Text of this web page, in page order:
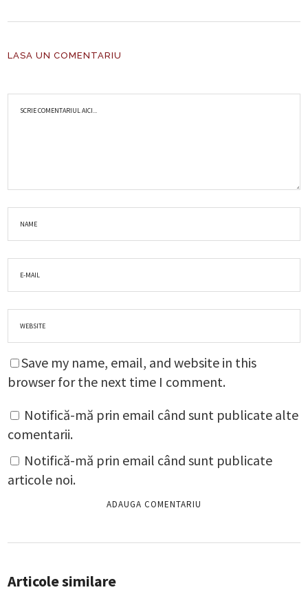
LASA UN COMENTARIU
Save my name, email, and website in this
browser for the next time I comment.
Notifică-mă prin email când sunt publicate alte
comentarii.
Notifică-mă prin email când sunt publicate
articole noi.
Articole similare